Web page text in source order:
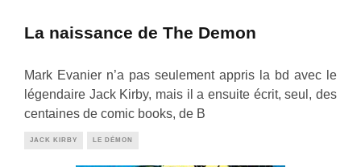
La naissance de The Demon
Mark Evanier n’a pas seulement appris la bd avec le
légendaire Jack Kirby, mais il a ensuite écrit, seul, des
centaines de comic books, de B
JACK KIRBY LE DÉMON